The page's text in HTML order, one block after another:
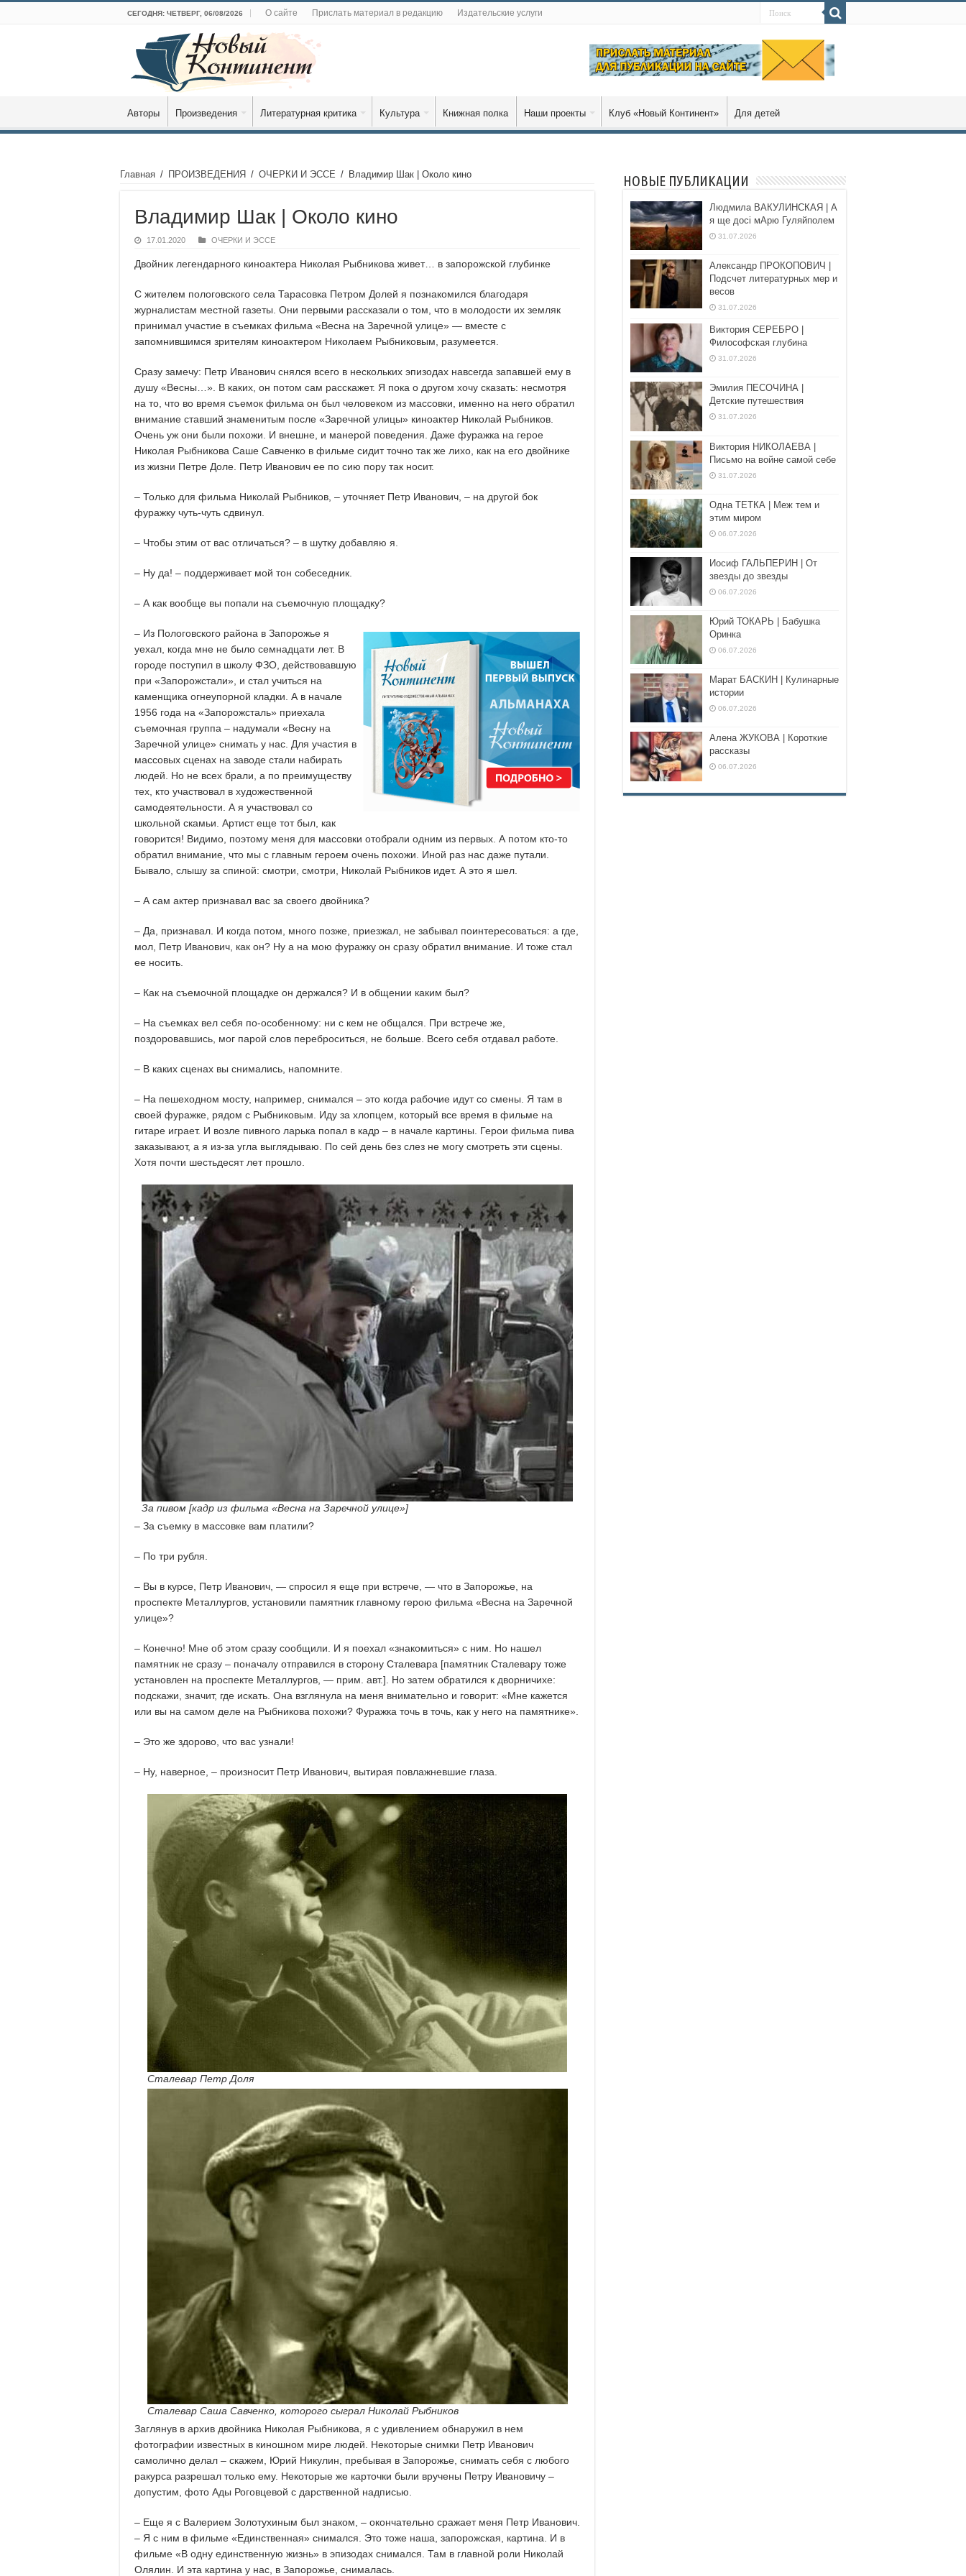
СЕГОДНЯ: ЧЕТВЕРГ, 06/08/2026 О сайте Прислать материал в редакцию Издательские услуги
Авторы Произведения Литературная критика Культура Книжная полка Наши проекты Клуб «Новый Континент» Для детей
Главная / ПРОИЗВЕДЕНИЯ / ОЧЕРКИ И ЭССЕ / Владимир Шак | Около кино
Владимир Шак | Около кино
17.01.2020 ОЧЕРКИ И ЭССЕ
Двойник легендарного киноактера Николая Рыбникова живет… в запорожской глубинке
С жителем пологовского села Тарасовка Петром Долей я познакомился благодаря
журналистам местной газеты. Они первыми рассказали о том, что в молодости их земляк
принимал участие в съемках фильма «Весна на Заречной улице» — вместе с
запомнившимся зрителям киноактером Николаем Рыбниковым, разумеется.
Сразу замечу: Петр Иванович снялся всего в нескольких эпизодах навсегда запавшей ему в
душу «Весны…». В каких, он потом сам расскажет. Я пока о другом хочу сказать: несмотря
на то, что во время съемок фильма он был человеком из массовки, именно на него обратил
внимание ставший знаменитым после «Заречной улицы» киноактер Николай Рыбников.
Очень уж они были похожи. И внешне, и манерой поведения. Даже фуражка на герое
Николая Рыбникова Саше Савченко в фильме сидит точно так же лихо, как на его двойнике
из жизни Петре Доле. Петр Иванович ее по сию пору так носит.
– Только для фильма Николай Рыбников, – уточняет Петр Иванович, – на другой бок
фуражку чуть-чуть сдвинул.
– Чтобы этим от вас отличаться? – в шутку добавляю я.
– Ну да! – поддерживает мой тон собеседник.
– А как вообще вы попали на съемочную площадку?
– Из Пологовского района в Запорожье я
уехал, когда мне не было семнадцати лет. В
городе поступил в школу ФЗО, действовавшую
при «Запорожстали», и стал учиться на
каменщика огнеупорной кладки. А в начале
1956 года на «Запорожсталь» приехала
съемочная группа – надумали «Весну на
Заречной улице» снимать у нас. Для участия в
массовых сценах на заводе стали набирать
людей. Но не всех брали, а по преимуществу
тех, кто участвовал в художественной
самодеятельности. А я участвовал со
школьной скамьи. Артист еще тот был, как
говорится! Видимо, поэтому меня для массовки отобрали одним из первых. А потом кто-то
обратил внимание, что мы с главным героем очень похожи. Иной раз нас даже путали.
Бывало, слышу за спиной: смотри, смотри, Николай Рыбников идет. А это я шел.
– А сам актер признавал вас за своего двойника?
– Да, признавал. И когда потом, много позже, приезжал, не забывал поинтересоваться: а где,
мол, Петр Иванович, как он? Ну а на мою фуражку он сразу обратил внимание. И тоже стал
ее носить.
– Как на съемочной площадке он держался? И в общении каким был?
– На съемках вел себя по-особенному: ни с кем не общался. При встрече же,
поздоровавшись, мог парой слов переброситься, не больше. Всего себя отдавал работе.
– В каких сценах вы снимались, напомните.
– На пешеходном мосту, например, снимался – это когда рабочие идут со смены. Я там в
своей фуражке, рядом с Рыбниковым. Иду за хлопцем, который все время в фильме на
гитаре играет. И возле пивного ларька попал в кадр – в начале картины. Герои фильма пива
заказывают, а я из-за угла выглядываю. По сей день без слез не могу смотреть эти сцены.
Хотя почти шестьдесят лет прошло.
За пивом [кадр из фильма «Весна на Заречной улице»]
– За съемку в массовке вам платили?
– По три рубля.
– Вы в курсе, Петр Иванович, — спросил я еще при встрече, — что в Запорожье, на
проспекте Металлургов, установили памятник главному герою фильма «Весна на Заречной
улице»?
– Конечно! Мне об этом сразу сообщили. И я поехал «знакомиться» с ним. Но нашел
памятник не сразу – поначалу отправился в сторону Сталевара [памятник Сталевару тоже
установлен на проспекте Металлургов, — прим. авт.]. Но затем обратился к дворничихе:
подскажи, значит, где искать. Она взглянула на меня внимательно и говорит: «Мне кажется
или вы на самом деле на Рыбникова похожи? Фуражка точь в точь, как у него на памятнике».
– Это же здорово, что вас узнали!
– Ну, наверное, – произносит Петр Иванович, вытирая повлажневшие глаза.
Сталевар Петр Доля
Сталевар Саша Савченко, которого сыграл Николай Рыбников
Заглянув в архив двойника Николая Рыбникова, я с удивлением обнаружил в нем
фотографии известных в киношном мире людей. Некоторые снимки Петр Иванович
самолично делал – скажем, Юрий Никулин, пребывая в Запорожье, снимать себя с любого
ракурса разрешал только ему. Некоторые же карточки были вручены Петру Ивановичу –
допустим, фото Ады Роговцевой с дарственной надписью.
– Еще я с Валерием Золотухиным был знаком, – окончательно сражает меня Петр Иванович.
– Я с ним в фильме «Единственная» снимался. Это тоже наша, запорожская, картина. И в
фильме «В одну единственную жизнь» в эпизодах снимался. Там в главной роли Николай
Олялин. И эта картина у нас, в Запорожье, снималась.
НОВЫЕ ПУБЛИКАЦИИ
Людмила ВАКУЛИНСКАЯ | А
я ще досі мАрю Гуляйполем
31.07.2026
Александр ПРОКОПОВИЧ |
Подсчет литературных мер и
весов
31.07.2026
Виктория СЕРЕБРО |
Философская глубина
31.07.2026
Эмилия ПЕСОЧИНА |
Детские путешествия
31.07.2026
Виктория НИКОЛАЕВА |
Письмо на войне самой себе
31.07.2026
Одна ТЕТКА | Меж тем и
этим миром
06.07.2026
Иосиф ГАЛЬПЕРИН | От
звезды до звезды
06.07.2026
Юрий ТОКАРЬ | Бабушка
Оринка
06.07.2026
Марат БАСКИН | Кулинарные
истории
06.07.2026
Алена ЖУКОВА | Короткие
рассказы
06.07.2026